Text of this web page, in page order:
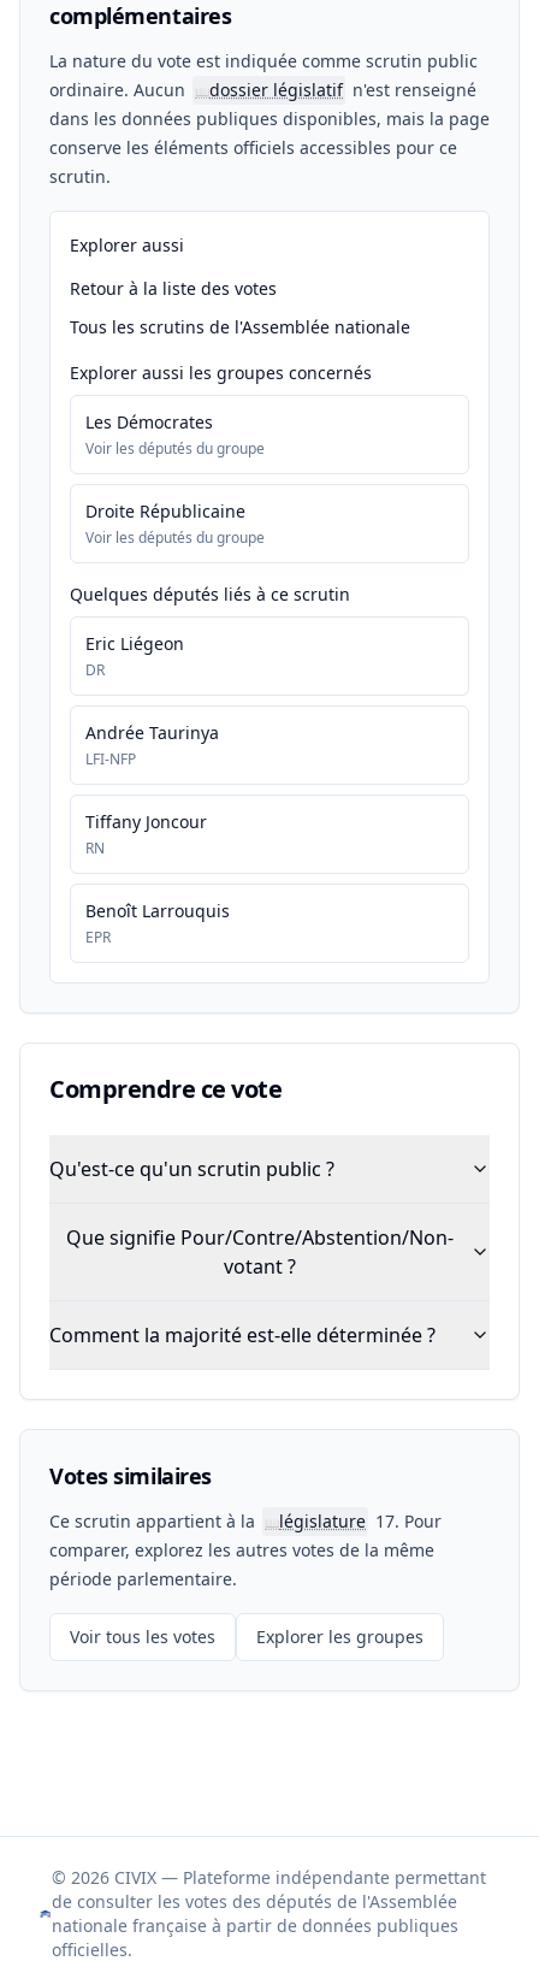
complémentaires
La nature du vote est indiquée comme scrutin public
ordinaire. Aucun
📖dossier législatif n'est renseigné
dans les données publiques disponibles, mais la page
conserve les éléments officiels accessibles pour ce
scrutin.
Explorer aussi
Retour à la liste des votes
Tous les scrutins de l'Assemblée nationale
Explorer aussi les groupes concernés
Les Démocrates
Voir les députés du groupe
Droite Républicaine
Voir les députés du groupe
Quelques députés liés à ce scrutin
Eric Liégeon
DR
Andrée Taurinya
LFI-NFP
Tiffany Joncour
RN
Benoît Larrouquis
EPR
Comprendre ce vote
Qu'est-ce qu'un scrutin public ?
Que signifie Pour/Contre/Abstention/Non-
votant ?
Comment la majorité est-elle déterminée ?
Votes similaires
Ce scrutin appartient à la 📖législature 17. Pour
comparer, explorez les autres votes de la même
période parlementaire.
Voir tous les votes Explorer les groupes
© 2026 CIVIX — Plateforme indépendante permettant
de consulter les votes des députés de l'Assemblée
nationale française à partir de données publiques
officielles.